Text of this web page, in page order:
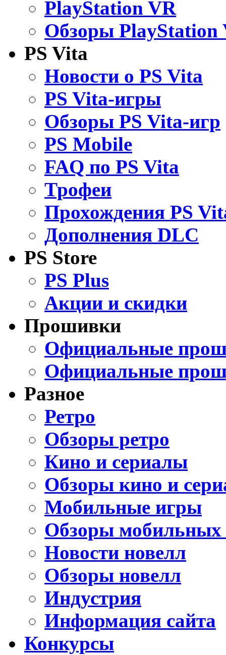
PlayStation VR
Обзоры PlayStation
PS Vita
Новости о PS Vita
PS Vita-игры
Обзоры PS Vita-игр
PS Mobile
FAQ по PS Vita
Трофеи
Прохождения PS
Дополнения DLC
PS Store
PS Plus
Акции и скидки
Прошивки
Официальные
Официальные
Разное
Ретро
Обзоры ретро
Кино и сериалы
Обзоры кино и
Мобильные игры
Обзоры мобильных
Новости новелл
Обзоры новелл
Индустрия
Информация сайта
Конкурсы